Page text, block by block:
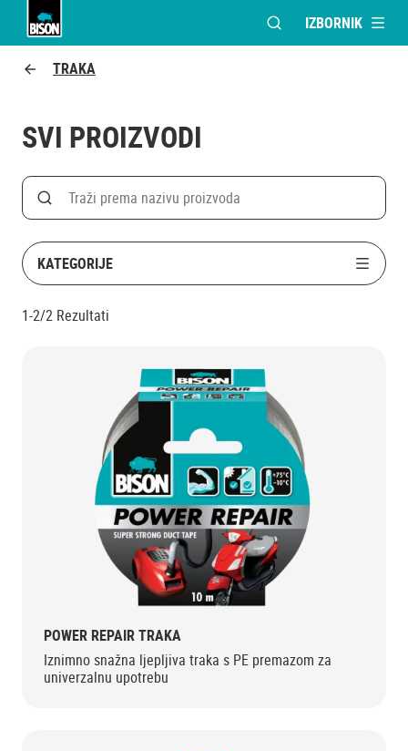
OTVORI MODALNI
IZBORNIK
TRAKA
SVI PROIZVODI
Search
Traži po nazivu proizvoda
KATEGORIJE
1-2/2 Rezultati
POWER REPAIR TRAKA
Iznimno snažna ljepljiva traka s PE premazom za
univerzalnu upotrebu